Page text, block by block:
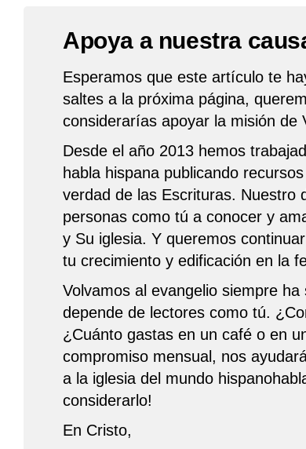
Apoya a nuestra
Esperamos que este artículo te
saltes a la próxima página,
considerarías apoyar la misión de
Desde el año 2013 hemos
habla hispana publicando
verdad de las Escrituras. Nuestro
personas como tú a conocer y
y Su iglesia. Y queremos
tu crecimiento y edificación en la
Volvamos al evangelio siempre
depende de lectores como tú.
¿Cuánto gastas en un café o en
compromiso mensual, nos
a la iglesia del mundo
considerarlo!
En Cristo,